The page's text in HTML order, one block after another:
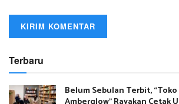
Terbaru
Belum Sebulan Terbit,